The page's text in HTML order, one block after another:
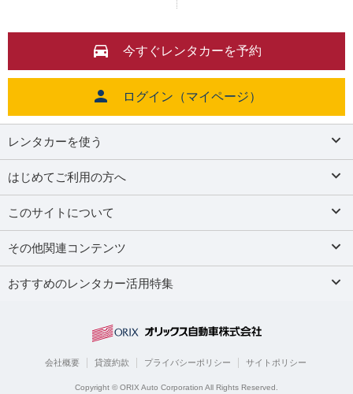
今すぐレンタカーを予約
ログイン（マイページ）
レンタカーを使う
はじめてご利用の方へ
このサイトについて
その他関連コンテンツ
おすすめのレンタカー活用特集
会社概要 貸渡約款 プライバシーポリシー サイトポリシー
Copyright © ORIX Auto Corporation All Rights Reserved.